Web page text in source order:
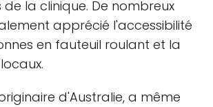
la clinique. De nombreux
apprécié l'accessibilité
en fauteuil roulant et la
d'Australie, a même